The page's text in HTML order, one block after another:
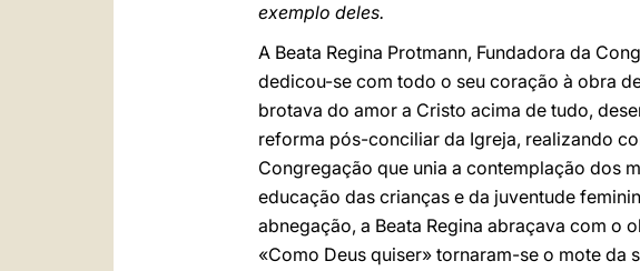
exemplo deles.
A Beata Regina Protmann, Fundadora da
dedicou-se com todo o seu coração à obra
brotava do amor a Cristo acima de tudo,
reforma pós-conciliar da Igreja, realizando
Congregação que unia a contemplação dos
educação das crianças e da juventude
abnegação, a Beata Regina abraçava com o
«Como Deus quiser» tornaram-se o mote da